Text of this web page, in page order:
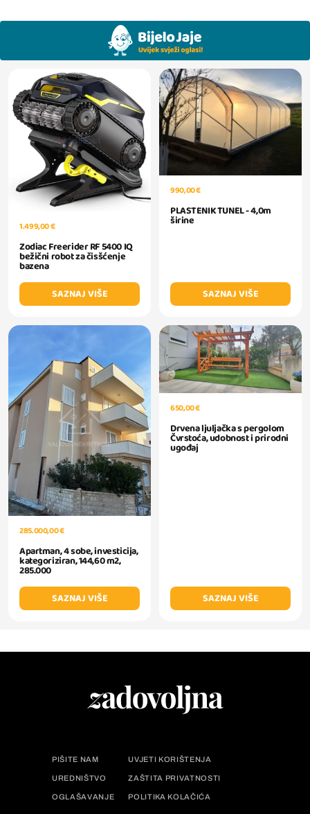
1.499,00 €
Zodiac Freerider RF 5400 IQ
bežični robot za čisšćenje
bazena
SAZNAJ VIŠE
990,00 €
PLASTENIK TUNEL - 4,0m
širine
SAZNAJ VIŠE
285.000,00 €
Apartman, 4 sobe, investicija,
kategoriziran, 144,60 m2,
285.000
SAZNAJ VIŠE
650,00 €
Drvena ljuljačka s pergolom
Čvrstoća, udobnost i prirodni
ugođaj
SAZNAJ VIŠE
PIŠITE NAM UVJETI KORIŠTENJA
UREDNIŠTVO ZAŠTITA PRIVATNOSTI
OGLAŠAVANJE POLITIKA KOLAČIĆA